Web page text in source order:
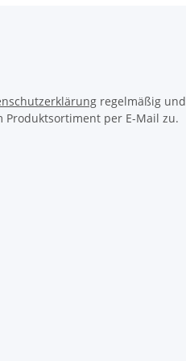
regelmäßig und
per E-Mail zu.